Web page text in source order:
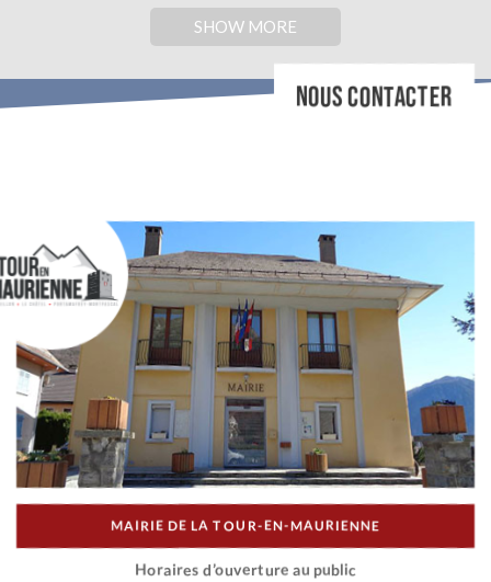
SHOW MORE
NOUS CONTACTER
MAIRIE DE LA TOUR-EN-MAURIENNE
Horaires d’ouverture au public